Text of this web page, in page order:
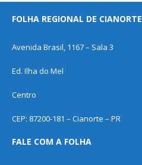
FOLHA REGIONAL DE CIANORTE
Avenida Brasil, 1167 – Sala 3
Ed. Ilha do Mel
Centro
CEP: 87200-181 – Cianorte – PR
FALE COM A FOLHA